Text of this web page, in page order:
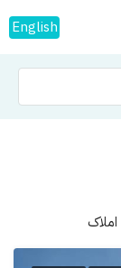
English